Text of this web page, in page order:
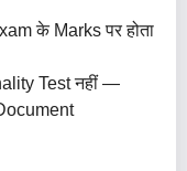
के Marks पर होता
Test नहीं —